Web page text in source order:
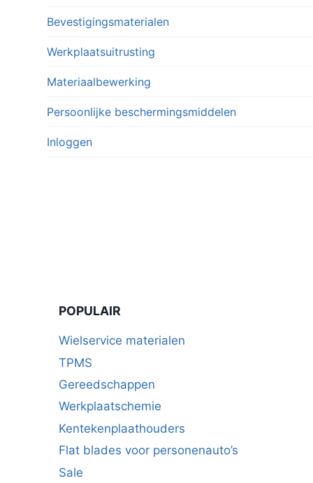
Bevestigingsmaterialen
Werkplaatsuitrusting
Materiaalbewerking
Persoonlijke beschermingsmiddelen
Inloggen
POPULAIR
Wielservice materialen
TPMS
Gereedschappen
Werkplaatschemie
Kentekenplaathouders
Flat blades voor personenauto’s
Sale